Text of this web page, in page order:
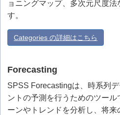
ョニングマップ、多次元尺度
す。
Categories の詳細はこちら
Forecasting
SPSS Forecastingは、時系列
ントの予測を行うためのツー
ーンやトレンドを分析し、将来